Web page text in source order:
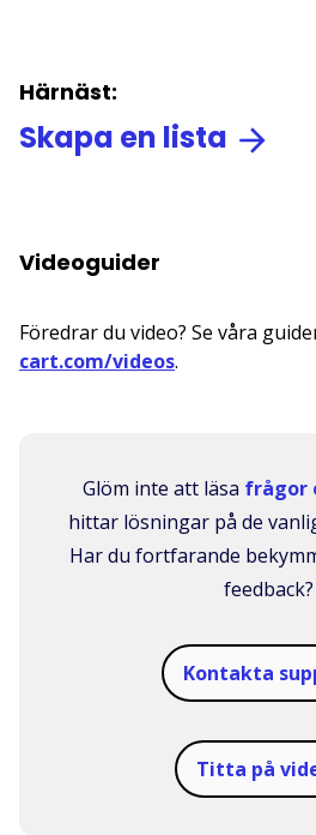
Härnäst:
Skapa en lista
Videoguider
Föredrar du video? Se våra
cart.com/videos.
Glöm inte att läsa frågor
hittar lösningar på de
Har du fortfarande
feedback?
Kontakta
Titta på